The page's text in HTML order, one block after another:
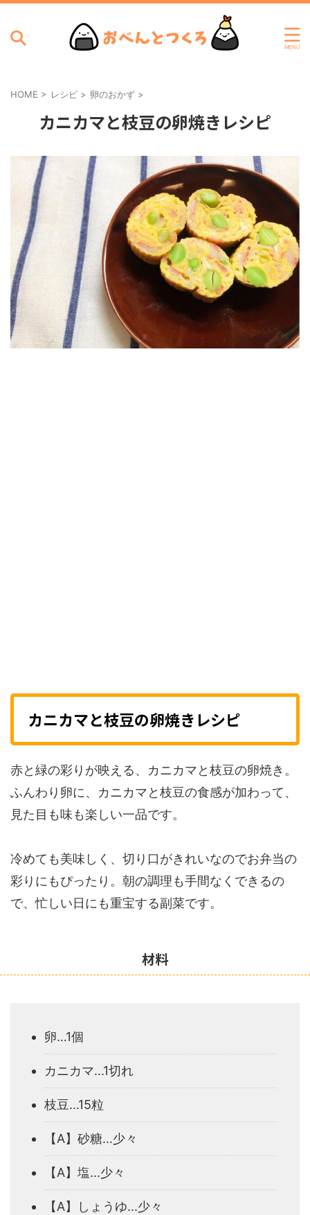
HOME > レシピ > 卵のおかず >
カニカマと枝豆の卵焼きレシピ
カニカマと枝豆の卵焼きレシピ
赤と緑の彩りが映える、カニカマと枝豆の卵焼き。
ふんわり卵に、カニカマと枝豆の食感が加わって、
見た目も味も楽しい一品です。
冷めても美味しく、切り口がきれいなのでお弁当の
彩りにもぴったり。朝の調理も手間なくできるの
で、忙しい日にも重宝する副菜です。
材料
卵…1個
カニカマ...1切れ
枝豆...15粒
【A】砂糖...少々
【A】塩...少々
【A】しょうゆ...少々